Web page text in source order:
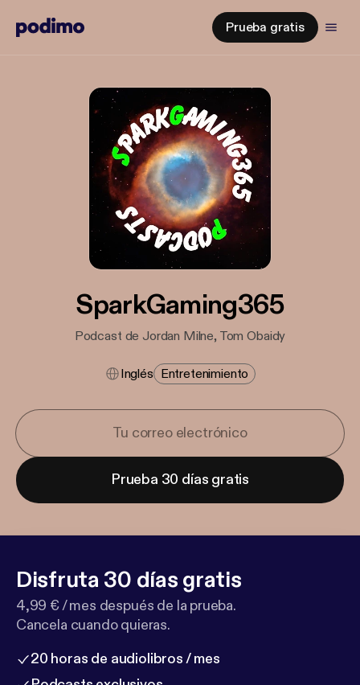
Prueba gratis
SparkGaming365
Podcast de Jordan Milne, Tom Obaidy
Inglés Entretenimiento
Prueba 30 días gratis
Disfruta 30 días gratis
4,99 € / mes después de la prueba.
Cancela cuando quieras.
20 horas de audiolibros / mes